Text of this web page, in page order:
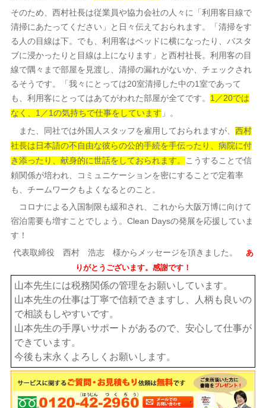
そのため、西村社長は従業員や協力会社の人々に「利用客目線で
清掃にあたってください」と日々伝えておられます。「清掃をす
る人の目線は下。でも、利用客はベッドに横になったり、バスタ
ブに浸かったりと目線は上になります」と西村社長。利用客の目
線で隅々まで部屋を見渡し、清掃の漏れがないか、チェックされ
るそうです。「我々にとっては20室清掃した中の1室であって
も、利用客にとってはあてがわれた部屋が全てです。
1／20では
なく、1／1の気持ちで仕事をしています 」。
また、同社では外国人スタッフを雇用しておられますが、 西村
社長は日本語の不自由な彼らの公的手続を手伝ったり、病院に付
き添ったり、献身的に世話をしておられます。
こうすることで信
頼関係が培われ、コミュニケーションを密にすることで定着率
も、チームワークもよくなるとのこと。
コロナによる入国制限も緩和され、これから大阪万博に向けて
宿泊需要も増すことでしょう。Clean Daysの発展を応援していま
す！
代表取締役 西村 浩志 様からメッセージを頂きました。
あ
りがとうございます。感謝です！
山本先生には税務関係の管理をお願いしています。
山本先生の仕事は丁寧で信頼できますし、人柄も良いの
で相談もしやすいです。
山本先生の手厚いサポートがあるので、安心して仕事が
できています。
今後も末永くよろしくお願いします。